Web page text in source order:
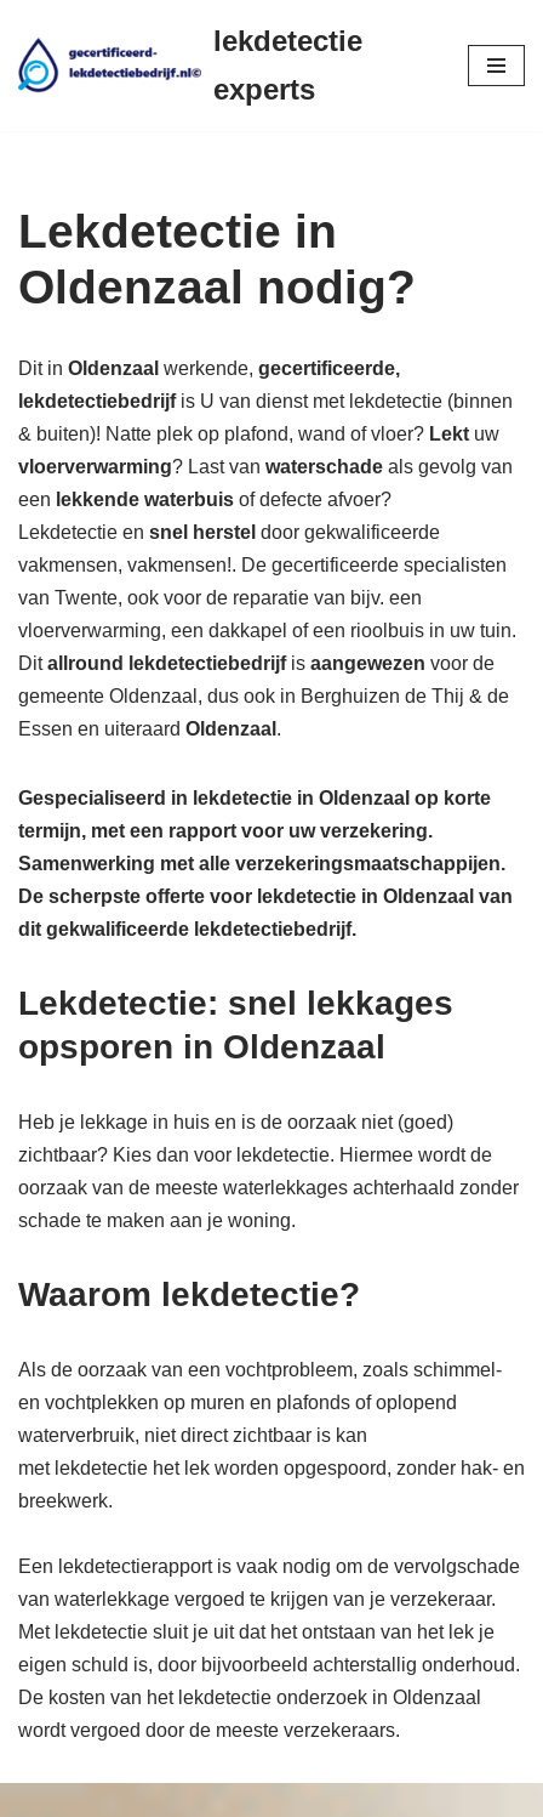
Ga
lekdetectie
experts
Lekdetectie in
Oldenzaal nodig?
Dit in Oldenzaal werkende, gecertificeerde,
lekdetectiebedrijf is U van dienst met lekdetectie (binnen
& buiten)! Natte plek op plafond, wand of vloer? Lekt uw
vloerverwarming? Last van waterschade als gevolg van
een lekkende waterbuis of defecte afvoer?
Lekdetectie en snel herstel door gekwalificeerde
vakmensen, vakmensen!. De gecertificeerde specialisten
van Twente, ook voor de reparatie van bijv. een
vloerverwarming, een dakkapel of een rioolbuis in uw tuin.
Ditallround lekdetectiebedrijfis aangewezen voor de
gemeente Oldenzaal, dus ook in Berghuizen de Thij & de
Essen en uiteraard Oldenzaal .
Gespecialiseerd in lekdetectie in Oldenzaal op korte
termijn, met een rapport voor uw verzekering.
Samenwerking met alle verzekeringsmaatschappijen.
De scherpste offerte voor lekdetectie in Oldenzaal van
dit gekwalificeerde lekdetectiebedrijf.
Lekdetectie: snel lekkages
opsporen in Oldenzaal
Heb je lekkage in huis en is de oorzaak niet (goed)
zichtbaar? Kies dan voor lekdetectie. Hiermee wordt de
oorzaak van de meeste waterlekkages achterhaald zonder
schade te maken aan je woning.
Waarom lekdetectie?
Als de oorzaak van een vochtprobleem, zoals schimmel-
en vochtplekken op muren en plafonds of oplopend
waterverbruik, niet direct zichtbaar is kan
met lekdetectie het lek worden opgespoord, zonder hak- en
breekwerk.
Een lekdetectierapport is vaak nodig om de vervolgschade
van waterlekkage vergoed te krijgen van je verzekeraar.
Met lekdetectie sluit je uit dat het ontstaan van het lek je
eigen schuld is, door bijvoorbeeld achterstallig onderhoud.
De kosten van het lekdetectie onderzoek in Oldenzaal
wordt vergoed door de meeste verzekeraars.